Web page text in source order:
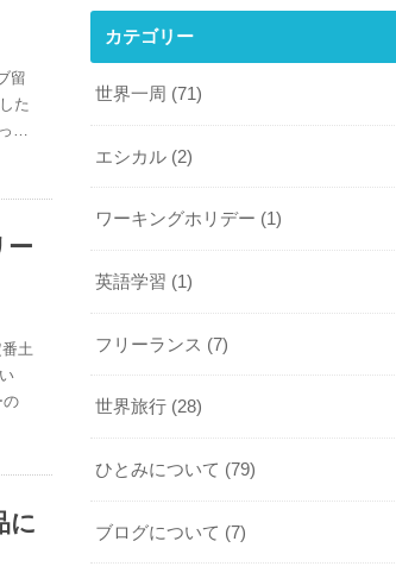
留
た
…
ー
土
の
に
カテゴリー
世界一周 (71)
エシカル (2)
ワーキングホリデー (1)
英語学習 (1)
フリーランス (7)
世界旅行 (28)
ひとみについて (79)
ブログについて (7)